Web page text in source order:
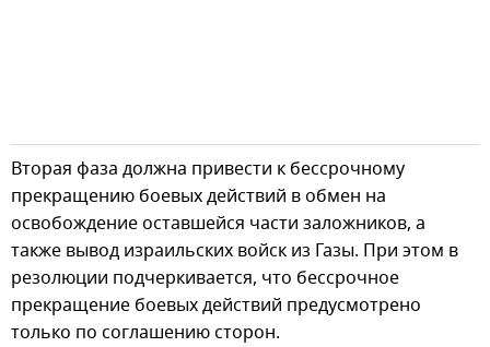
Вторая фаза должна привести к бессрочному
прекращению боевых действий в обмен на
освобождение оставшейся части заложников, а
также вывод израильских войск из Газы. При этом в
резолюции подчеркивается, что бессрочное
прекращение боевых действий предусмотрено
только по соглашению сторон.